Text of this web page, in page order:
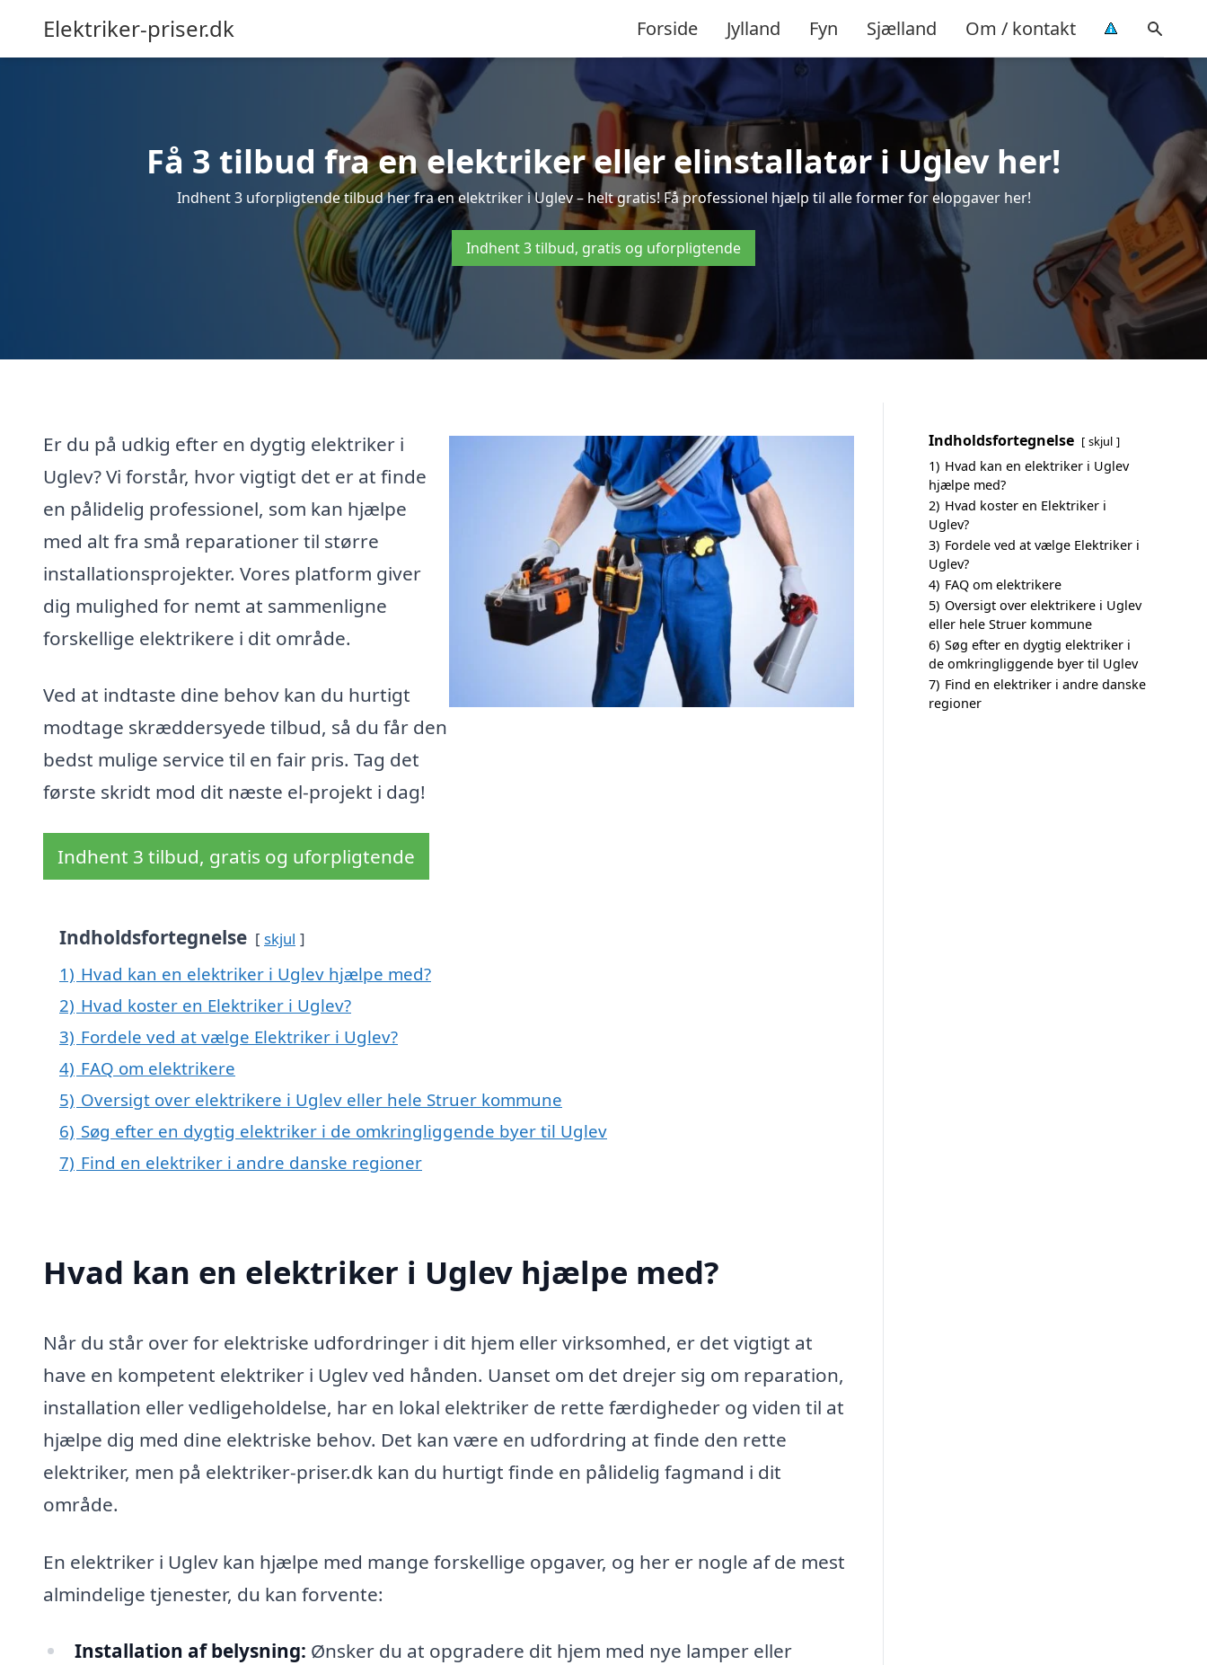
Elektriker-priser.dk Forside Jylland Fyn Sjælland Om / kontakt
Få 3 tilbud fra en elektriker eller elinstallatør i Uglev her!
Indhent 3 uforpligtende tilbud her fra en elektriker i Uglev – helt gratis! Få professionel hjælp til alle former for elopgaver her!
Indhent 3 tilbud, gratis og uforpligtende
Er du på udkig efter en dygtig elektriker i
Uglev? Vi forstår, hvor vigtigt det er at finde
en pålidelig professionel, som kan hjælpe
med alt fra små reparationer til større
installationsprojekter. Vores platform giver
dig mulighed for nemt at sammenligne
forskellige elektrikere i dit område.
Ved at indtaste dine behov kan du hurtigt
modtage skræddersyede tilbud, så du får den
bedst mulige service til en fair pris. Tag det
første skridt mod dit næste el-projekt i dag!
Indhent 3 tilbud, gratis og uforpligtende
Indholdsfortegnelse skjul
1) Hvad kan en elektriker i Uglev hjælpe med?
2) Hvad koster en Elektriker i Uglev?
3) Fordele ved at vælge Elektriker i Uglev?
4) FAQ om elektrikere
5) Oversigt over elektrikere i Uglev eller hele Struer kommune
6) Søg efter en dygtig elektriker i de omkringliggende byer til Uglev
7) Find en elektriker i andre danske regioner
Hvad kan en elektriker i Uglev hjælpe med?
Når du står over for elektriske udfordringer i dit hjem eller virksomhed, er det vigtigt at
have en kompetent elektriker i Uglev ved hånden. Uanset om det drejer sig om reparation,
installation eller vedligeholdelse, har en lokal elektriker de rette færdigheder og viden til at
hjælpe dig med dine elektriske behov. Det kan være en udfordring at finde den rette
elektriker, men på elektriker-priser.dk kan du hurtigt finde en pålidelig fagmand i dit
område.
En elektriker i Uglev kan hjælpe med mange forskellige opgaver, og her er nogle af de mest
almindelige tjenester, du kan forvente:
Installation af belysning: Ønsker du at opgradere dit hjem med nye lamper eller
Indholdsfortegnelse skjul
1) Hvad kan en elektriker i Uglev
hjælpe med?
2) Hvad koster en Elektriker i
Uglev?
3) Fordele ved at vælge Elektriker i
Uglev?
4) FAQ om elektrikere
5) Oversigt over elektrikere i Uglev
eller hele Struer kommune
6) Søg efter en dygtig elektriker i
de omkringliggende byer til Uglev
7) Find en elektriker i andre danske
regioner